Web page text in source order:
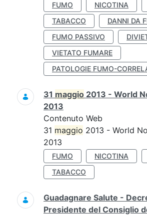
FUMO NICOTINA
TABACCO
DANNI DA
FUMO PASSIVO
VIETATO FUMARE
PATOLOGIE FUMO-
31 maggio 2013 - World
2013
Contenuto Web
31 maggio 2013 - World
2013
FUMO NICOTINA
TABACCO
Guadagnare Salute -
Presidente del Consiglio